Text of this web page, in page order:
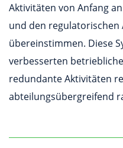
Aktivitäten von Anfang
und den
übereinstimmen. Diese
verbesserten
redundante Aktivitäten
abteilungsübergreifend